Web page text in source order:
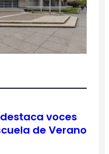
voces
de Verano